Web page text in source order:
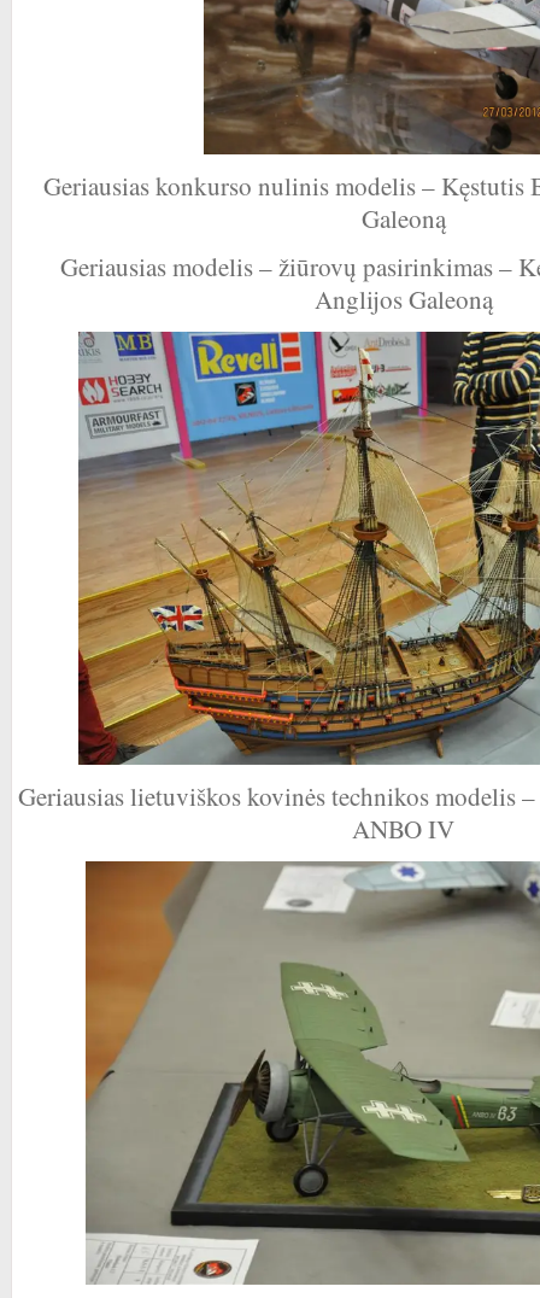
Geriausias konkurso nulinis modelis –
Galeoną
Geriausias modelis – žiūrovų pasirinkimas –
Anglijos Galeoną
Geriausias lietuviškos kovinės technikos modelis
ANBO IV